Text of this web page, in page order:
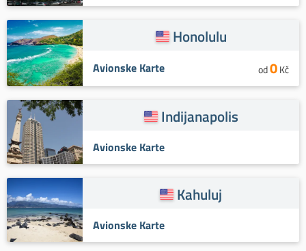
Honolulu
Avionske Karte od0Kč
Indijanapolis
Avionske Karte
Kahuluj
Avionske Karte